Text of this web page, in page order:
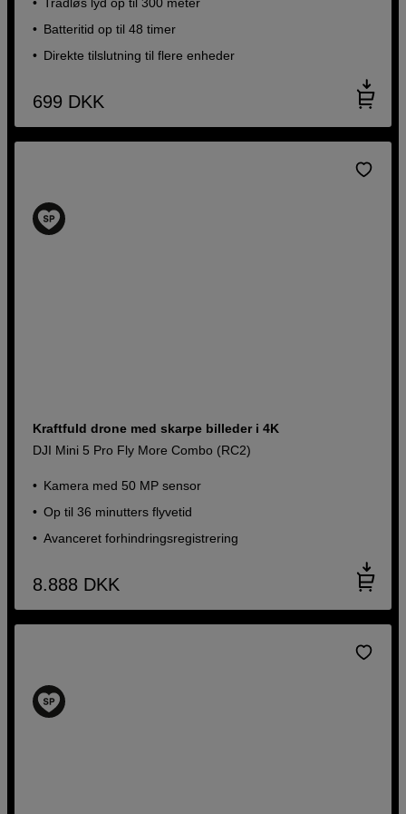
Batteritid op til 48 timer
Direkte tilslutning til flere enheder
699 DKK
Kraftfuld drone med skarpe billeder i 4K
DJI Mini 5 Pro Fly More Combo (RC2)
Kamera med 50 MP sensor
Op til 36 minutters flyvetid
Avanceret forhindringsregistrering
8.888 DKK